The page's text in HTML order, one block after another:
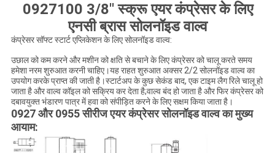
0927100 3/8'' स्क्रू एयर कंप्रेसर के लिए
एनसी ब्रास सोलनॉइड वाल्व
कंप्रेसर सॉफ्ट स्टार्ट एप्लिकेशन के लिए सोलनॉइड वाल्व:
उछाल को कम करने और मशीन को क्षति से बचाने के लिए कंप्रेसर को चालू करते समय
हमेशा नरम शुरुआत करनी चाहिए।यह राहत शुरुआत अक्सर 2/2 सोलनॉइड वाल्व का
उपयोग करके प्राप्त की जाती है।स्टार्टअप के कुछ सेकंड बाद, एक टाइम लैग रिले चालू हो
जाता है और वाल्व कॉइल को सक्रिय कर देता है;वाल्व बंद हो जाता है और फिर कंप्रेसर को
दबावयुक्त भंडारण पात्र में हवा को संपीड़ित करने के लिए सक्षम किया जाता है।
0927 और 0955 सीरीज एयर कंप्रेसर सोलनॉइड वाल्व का मुख्य
आयाम: